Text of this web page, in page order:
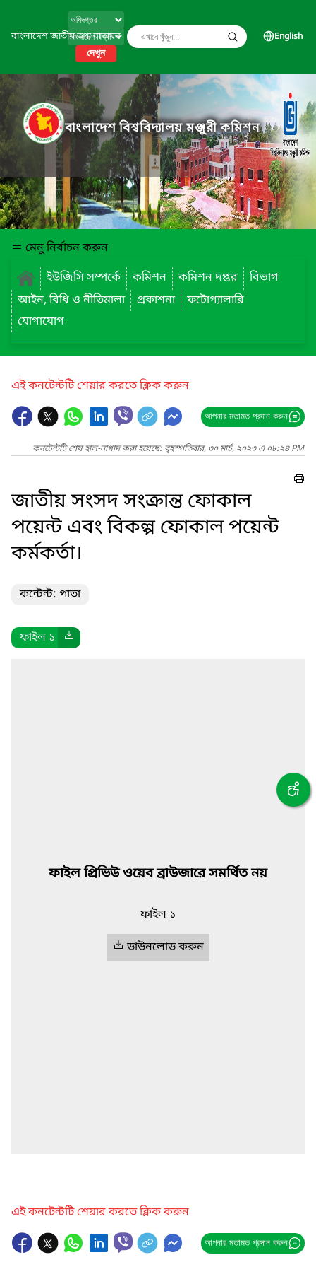
বাংলাদেশ জাতীয় তথ্য বাতায়ন
দেখুন
English
বাংলাদেশ বিশ্ববিদ্যালয় মঞ্জুরী কমিশন
মেনু নির্বাচন করুন
ইউজিসি সম্পর্কে
কমিশন কমিশন দপ্তর
বিভাগ
আইন, বিধি ও নীতিমালা
প্রকাশনা
ফটোগ্যালারি
যোগাযোগ
এই কনটেন্টটি শেয়ার করতে ক্লিক করুন
আপনার মতামত প্রদান করুন
কনটেন্টটি শেষ হাল-নাগাদ করা হয়েছে: বৃহস্পতিবার, ৩০ মার্চ, ২০২৩ এ ০৮:২৪ PM
জাতীয় সংসদ সংক্রান্ত ফোকাল
পয়েন্ট এবং বিকল্প ফোকাল পয়েন্ট
কর্মকর্তা।
কন্টেন্ট: পাতা
ফাইল ১
ফাইল প্রিভিউ ওয়েব ব্রাউজারে সমর্থিত নয়
ফাইল ১
ডাউনলোড করুন
এই কনটেন্টটি শেয়ার করতে ক্লিক করুন
আপনার মতামত প্রদান করুন